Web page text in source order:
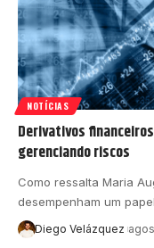
NOTÍCIAS
Derivativos
gerenciando riscos
Como ressalta Maria
desempenham um
Diego Velázquez